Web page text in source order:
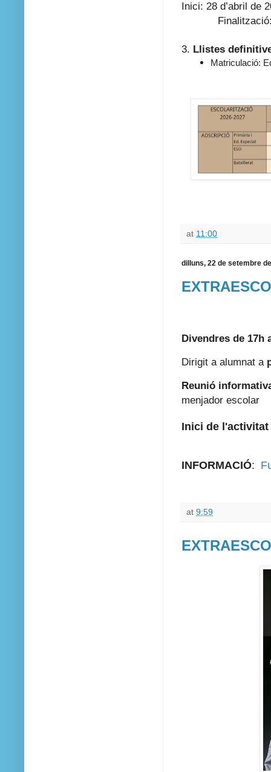
Inici: 28 d’abril de
Finalització:
3. Llistes
Matriculació:
at 11:00
dilluns, 22 de setembre
Divendres de 17h
Dirigit a alumnat a
Reunió
menjador escolar
Inici de l'activitat
INFORMACIÓ:
at 9:59